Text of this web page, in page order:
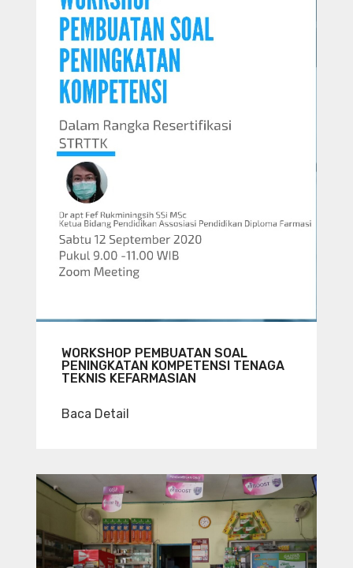
WORKSHOP PEMBUATAN SOAL
PENINGKATAN KOMPETENSI TENAGA
TEKNIS KEFARMASIAN
Baca Detail